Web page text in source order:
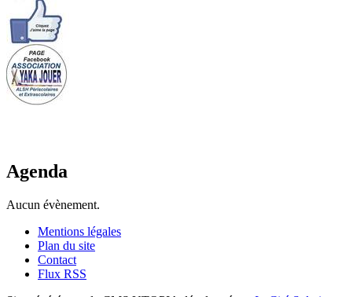
Agenda
Aucun évènement.
Mentions légales
Plan du site
Contact
Flux RSS